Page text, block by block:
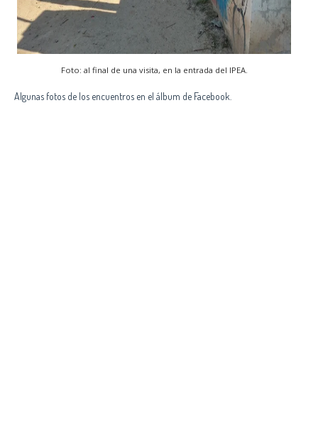
Foto: al final de una visita, en la entrada del IPEA.
Algunas fotos de los encuentros en el álbum de Facebook.